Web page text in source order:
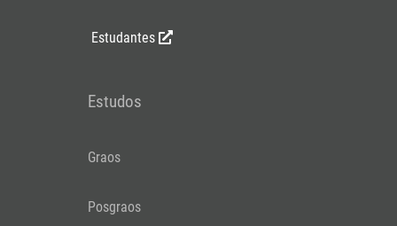
Estudantes
Estudos
Graos
Posgraos